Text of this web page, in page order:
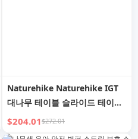
Naturehike Naturehike IGT
대나무 테이블 슬라이드 테이블
휴대용 야외 캠핑 접이식 테이블
피크닉 바비큐 테이블
$204.01$272.01